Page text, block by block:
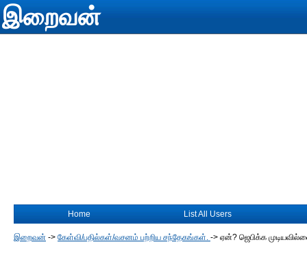
இறைவன்
Home List All Users
இறைவன் -> கேள்வி/பதில்கள்/வசனம் பற்றிய சந்தேகங்கள். -> ஏன்? ஜெபிக்க